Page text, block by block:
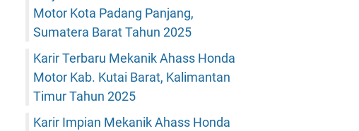
Motor Kota Padang Panjang,
Sumatera Barat Tahun 2025
Karir Terbaru Mekanik Ahass Honda
Motor Kab. Kutai Barat, Kalimantan
Timur Tahun 2025
Karir Impian Mekanik Ahass Honda